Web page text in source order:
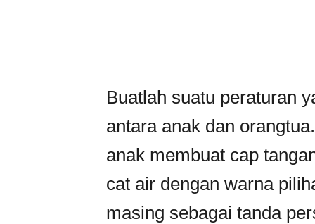
Buatlah suatu peraturan
antara anak dan
anak membuat cap
cat air dengan warna
masing sebagai tanda